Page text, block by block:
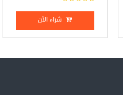
شراء الآن